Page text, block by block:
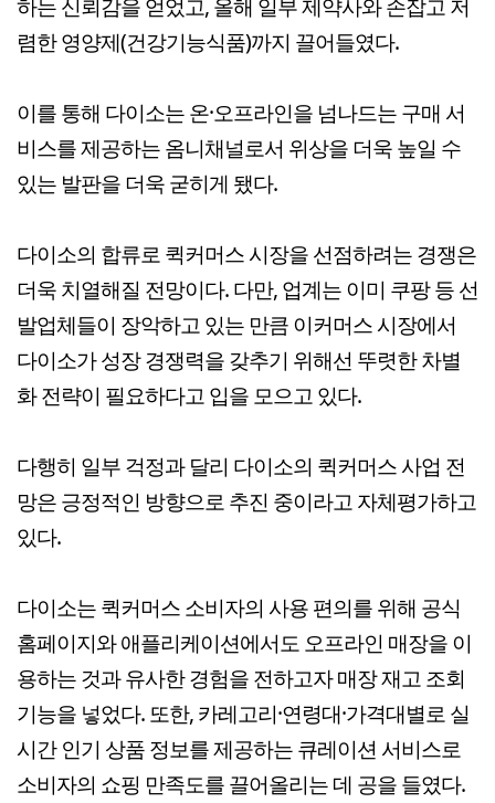
하는 신뢰감을 얻었고, 올해 일부 제약사와 손잡고 저
렴한 영양제(건강기능식품)까지 끌어들였다.
이를 통해 다이소는 온·오프라인을 넘나드는 구매 서
비스를 제공하는 옴니채널로서 위상을 더욱 높일 수
있는 발판을 더욱 굳히게 됐다.
다이소의 합류로 퀵커머스 시장을 선점하려는 경쟁은
더욱 치열해질 전망이다. 다만, 업계는 이미 쿠팡 등 선
발업체들이 장악하고 있는 만큼 이커머스 시장에서
다이소가 성장 경쟁력을 갖추기 위해선 뚜렷한 차별
화 전략이 필요하다고 입을 모으고 있다.
다행히 일부 걱정과 달리 다이소의 퀵커머스 사업 전
망은 긍정적인 방향으로 추진 중이라고 자체평가하고
있다.
다이소는 퀵커머스 소비자의 사용 편의를 위해 공식
홈페이지와 애플리케이션에서도 오프라인 매장을 이
용하는 것과 유사한 경험을 전하고자 매장 재고 조회
기능을 넣었다. 또한, 카레고리·연령대·가격대별로 실
시간 인기 상품 정보를 제공하는 큐레이션 서비스로
소비자의 쇼핑 만족도를 끌어올리는 데 공을 들였다.